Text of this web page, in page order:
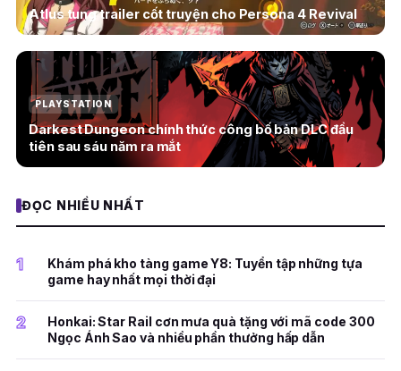
Atlus tung trailer cốt truyện cho Persona 4 Revival
PLAYSTATION
Darkest Dungeon chính thức công bố bản DLC đầu
tiên sau sáu năm ra mắt
ĐỌC NHIỀU NHẤT
1
Khám phá kho tàng game Y8: Tuyển tập những tựa
game hay nhất mọi thời đại
2
Honkai: Star Rail cơn mưa quà tặng với mã code 300
Ngọc Ánh Sao và nhiều phần thưởng hấp dẫn